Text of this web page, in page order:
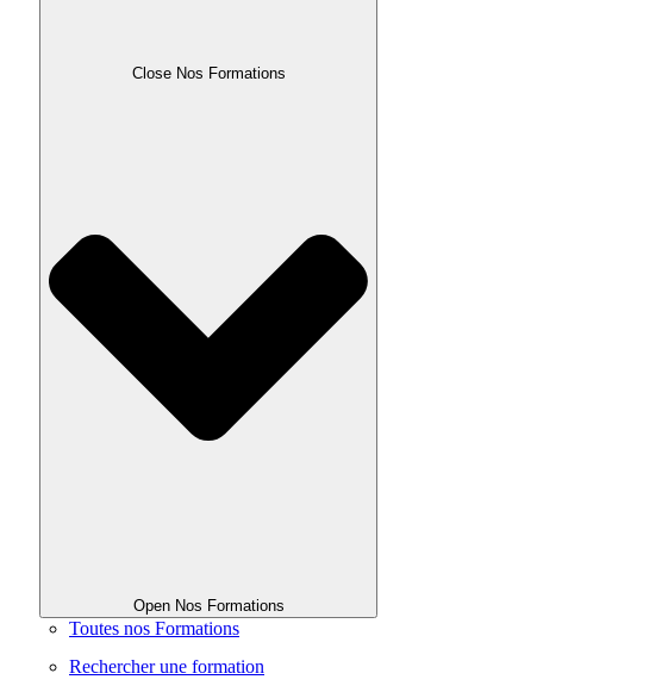
Close Nos Formations
Open Nos Formations
Toutes nos Formations
Rechercher une formation